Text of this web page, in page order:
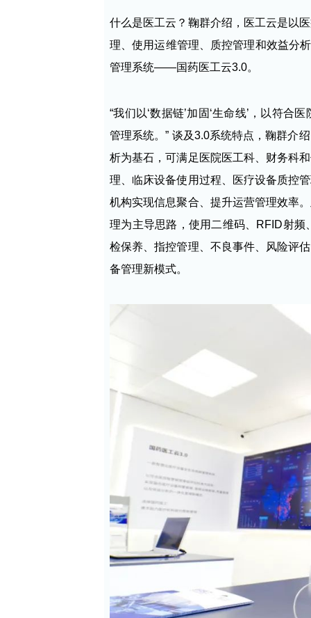
什么是医工云？鞠群介绍，医工云是以
理、使用运维管理、质控管理和效益分
管理系统——国药医工云3.0。
“我们以‘数据链’加固‘生命线’，以符
管理系统。” 谈及3.0系统特点，鞠群介
析为基石，可满足医院医工科、财务科
理、临床设备使用过程、医疗设备质控
机构实现信息聚合、提升运营管理效率
理为主导思路，使用二维码、RFID射
检保养、指控管理、不良事件、风险评
备管理新模式。